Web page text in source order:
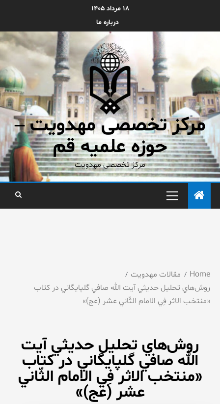
۱۸ مرداد ۱۴۰۵
درباره ما
مرکز تخصصی مهدویت –
حوزه علمیه قم
مرکز تخصصی مهدویت
Home
مقالات مهدویت
روش‌‌هاي تحليل حديثي آيت الله صافي گلپايگاني در كتاب
«منتخب الاثر فِي الامام الثّاني عشر (عج)»
روش‌‌هاي تحليل حديثي آيت
الله صافي گلپايگاني در كتاب
«منتخب الاثر فِي الامام الثّاني
عشر (عج)»